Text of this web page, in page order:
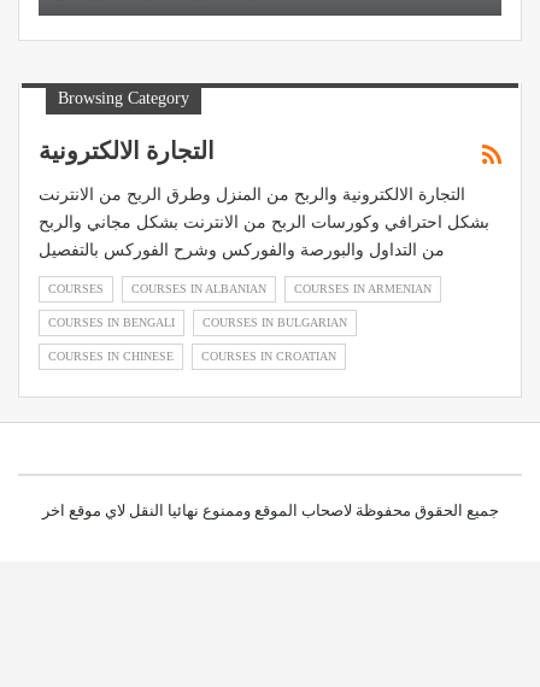
Browsing Category
التجارة الالكترونية
التجارة الالكترونية والربح من المنزل وطرق الربح من الانترنت
بشكل احترافي وكورسات الربح من الانترنت بشكل مجاني والربح
من التداول والبورصة والفوركس وشرح الفوركس بالتفصيل
COURSES COURSES IN ALBANIAN COURSES IN ARMENIAN
COURSES IN BENGALI COURSES IN BULGARIAN
COURSES IN CHINESE COURSES IN CROATIAN
جميع الحقوق محفوظة لاصحاب الموقع وممنوع نهائيا النقل لاي موقع اخر